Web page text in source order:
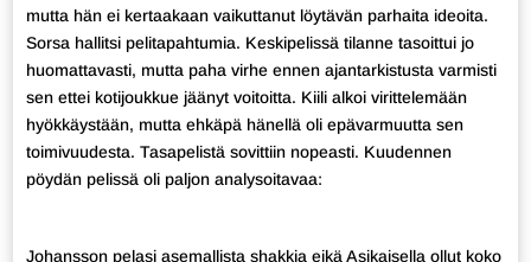
mutta hän ei kertaakaan vaikuttanut löytävän parhaita ideoita.
Sorsa hallitsi pelitapahtumia. Keskipelissä tilanne tasoittui jo
huomattavasti, mutta paha virhe ennen ajantarkistusta varmisti
sen ettei kotijoukkue jäänyt voitoitta. Kiili alkoi virittelemään
hyökkäystään, mutta ehkäpä hänellä oli epävarmuutta sen
toimivuudesta. Tasapelistä sovittiin nopeasti. Kuudennen
pöydän pelissä oli paljon analysoitavaa:
Johansson pelasi asemallista shakkia eikä Asikaisella ollut koko